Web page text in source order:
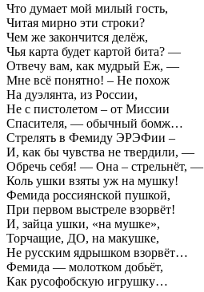
Что думает мой милый гость,
Читая мирно эти строки?
Чем же закончится делёж,
Чья карта будет картой бита? —
Отвечу вам, как мудрый Еж, —
Мне всё понятно! – Не похож
На дуэлянта, из России,
Не с пистолетом – от Миссии
Спасителя, — обычный бомж…
Стрелять в Фемиду ЭРЭФии –
И, как бы чувства не твердили, —
Обречь себя! — Она – стрельнёт, —
Коль ушки взяты уж на мушку!
Фемида россиянской пушкой,
При первом выстреле взорвёт!
И, зайца ушки, «на мушке»,
Торчащие, ДО, на макушке,
Не русским ядрышком взорвёт…
Фемида — молотком добьёт,
Как русофобскую игрушку…